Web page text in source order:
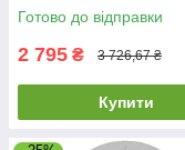
Готово до відправки
2 795 ₴ 3 726,67 ₴
Купити